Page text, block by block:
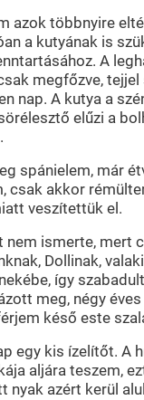
többnyire
a kutyának is
A
megfőzve,
A kutya a
elűzi a
spánielem, már
akkor
veszítettük el.
ismerte,
Dollinak,
így
meg, négy
késő este
egy kis ízelítőt.
aljára teszem,
azért kerül